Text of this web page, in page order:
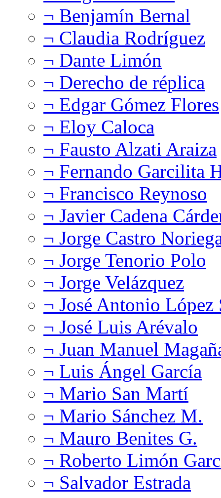
¬ Benjamín Bernal
¬ Claudia Rodríguez
¬ Dante Limón
¬ Derecho de réplica
¬ Edgar Gómez Flores
¬ Eloy Caloca
¬ Fausto Alzati Araiza
¬ Fernando Garcilita
¬ Francisco Reynoso
¬ Javier Cadena
¬ Jorge Castro
¬ Jorge Tenorio Polo
¬ Jorge Velázquez
¬ José Antonio López
¬ José Luis Arévalo
¬ Juan Manuel
¬ Luis Ángel García
¬ Mario San Martí
¬ Mario Sánchez M.
¬ Mauro Benites G.
¬ Roberto Limón
¬ Salvador Estrada